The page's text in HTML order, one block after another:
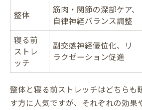
寝る前ストレッチと整体
快眠を導く整体利用のタ
副交感神経が整う夜の静的ス
夜の静的ストレッチ効果
副交感神経を整える整体
寝る前におすすめの静的
整体で筋肉の緊張を和ら
整体
筋肉・関節の深部ケア、
自律神経バランス調整
寝る前
ストレ
ッチ
副交感神経優位化、リ
ラクゼーション促進
整体と寝る前ストレッチはどちらも
す方に人気ですが、それぞれの効果